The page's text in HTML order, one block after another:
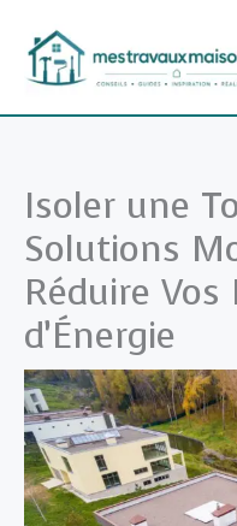
contenu
Isoler une
Solutions
Réduire Vos
d’Énergie